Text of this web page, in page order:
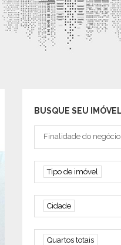
EXCLUSIVIDADE
BUSQUE SEU IMÓVEL
Tipo negociação
Finalidade do negócio
Tipo de imóvel
Tipo de imóvel
Cidade
Cidade
Quartos
Quartos totais